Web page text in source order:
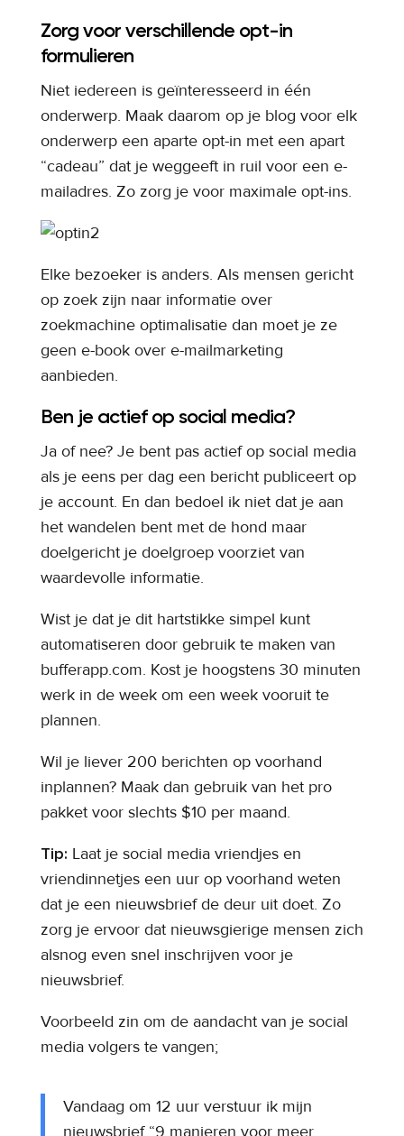
Zorg voor verschillende opt-in
formulieren
Niet iedereen is geïnteresseerd in één
onderwerp. Maak daarom op je blog voor elk
onderwerp een aparte opt-in met een apart
“cadeau” dat je weggeeft in ruil voor een e-
mailadres. Zo zorg je voor maximale opt-ins.
Elke bezoeker is anders. Als mensen gericht
op zoek zijn naar informatie over
zoekmachine optimalisatie dan moet je ze
geen e-book over e-mailmarketing
aanbieden.
Ben je actief op social media?
Ja of nee? Je bent pas actief op social media
als je eens per dag een bericht publiceert op
je account. En dan bedoel ik niet dat je aan
het wandelen bent met de hond maar
doelgericht je doelgroep voorziet van
waardevolle informatie.
Wist je dat je dit hartstikke simpel kunt
automatiseren door gebruik te maken van
bufferapp.com. Kost je hoogstens 30 minuten
werk in de week om een week vooruit te
plannen.
Wil je liever 200 berichten op voorhand
inplannen? Maak dan gebruik van het pro
pakket voor slechts $10 per maand.
Tip: Laat je social media vriendjes en
vriendinnetjes een uur op voorhand weten
dat je een nieuwsbrief de deur uit doet. Zo
zorg je ervoor dat nieuwsgierige mensen zich
alsnog even snel inschrijven voor je
nieuwsbrief.
Voorbeeld zin om de aandacht van je social
media volgers te vangen;
Vandaag om 12 uur verstuur ik mijn
nieuwsbrief “9 manieren voor meer